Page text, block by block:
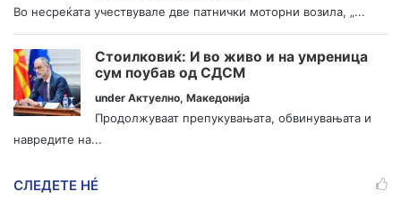
Во несреќата учествувале две патнички моторни возила, „...
Стоилковиќ: И во живо и на умреница
сум поубав од СДСМ
under Актуелно, Македонија
Продолжуваат препукувањата, обвинувањата и
навредите на...
СЛЕДЕТЕ НÉ